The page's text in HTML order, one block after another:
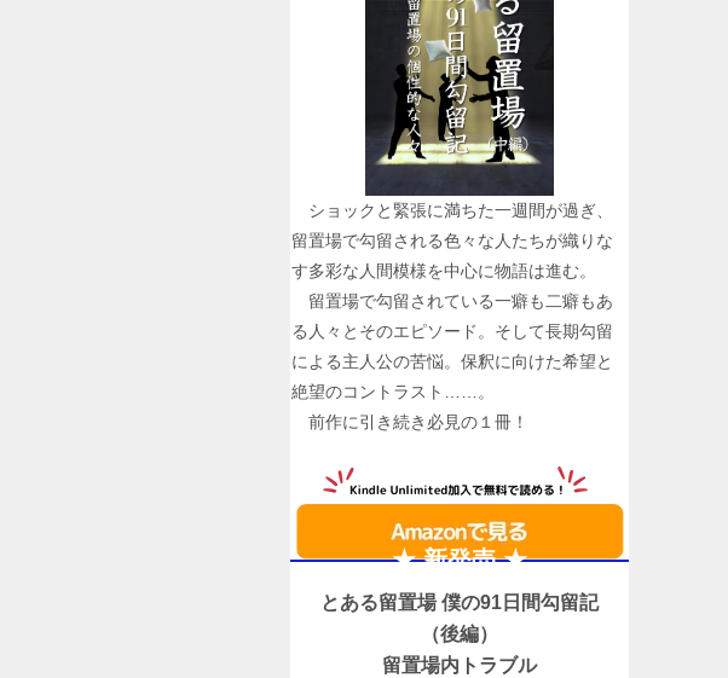
ショックと緊張に満ちた一週間が過ぎ、
留置場で勾留される色々な人たちが織りな
す多彩な人間模様を中心に物語は進む。
留置場で勾留されている一癖も二癖もあ
る人々とそのエピソード。そして長期勾留
による主人公の苦悩。保釈に向けた希望と
絶望のコントラスト……。
前作に引き続き必見の１冊！
★ 新発売 ★
とある留置場 僕の91日間勾留記
（後編）
留置場内トラブル